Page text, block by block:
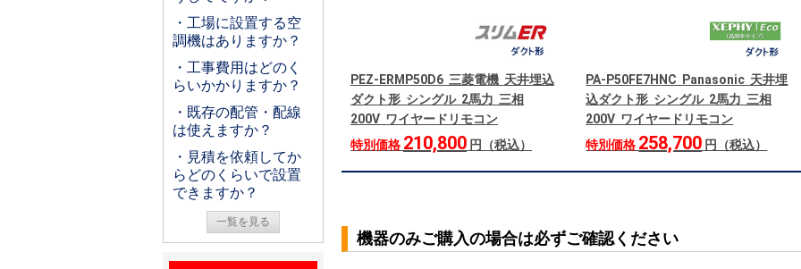
・工場に設置する空
調機はありますか？
・工事費用はどのく
らいかかりますか？
・既存の配管・配線
は使えますか？
・見積を依頼してか
らどのくらいで設置
できますか？
一覧を見る
PEZ-ERMP50D6 三菱電機 天井埋込
ダクト形 シングル 2馬力 三相
200V ワイヤードリモコン
特別価格 210,800 円（税込）
PA-P50FE7HNC Panasonic 天井埋
込ダクト形 シングル 2馬力 三相
200V ワイヤードリモコン
特別価格 258,700 円（税込）
機器のみご購入の場合は必ずご確認ください